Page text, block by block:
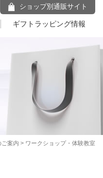
ショップ別通販サイト
ギフトラッピング情報
案内 > ワークショップ・体験教室